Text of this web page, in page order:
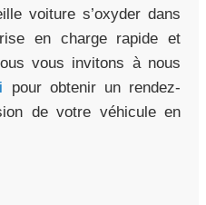
voiture s’oxyder dans
en charge rapide et
vous invitons à nous
pour obtenir un rendez-
de votre véhicule en